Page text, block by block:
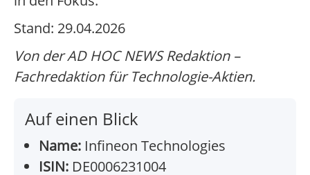
Stand: 29.04.2026
Von der AD HOC NEWS Redaktion –
Fachredaktion für Technologie-Aktien.
Auf einen Blick
Name: Infineon Technologies
ISIN: DE0006231004